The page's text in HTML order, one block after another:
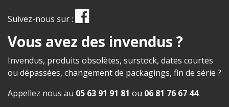
Suivez-nous sur :
Vous avez des invendus ?
Invendus, produits obsolètes, surstock, dates courtes
ou dépassées, changement de packagings, fin de série ?
Appellez nous au 05 63 91 91 81 ou 06 81 76 67 44.